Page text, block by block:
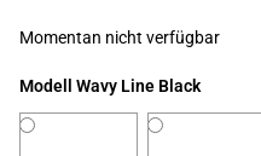
Momentan nicht verfügbar
Modell Wavy Line Black